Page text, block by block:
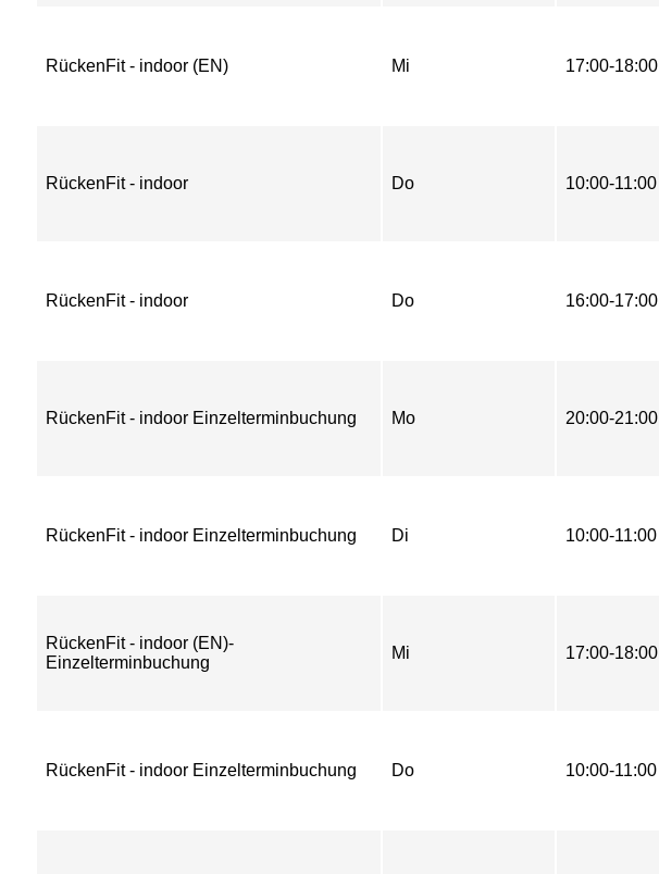
RückenFit - indoor (EN) Mi 17:00-18:00
RückenFit - indoor Do 10:00-11:00
RückenFit - indoor Do 16:00-17:00
RückenFit - indoor Einzelterminbuchung Mo 20:00-21:00
RückenFit - indoor Einzelterminbuchung Di 10:00-11:00
RückenFit - indoor (EN)-
Einzelterminbuchung
Mi 17:00-18:00
RückenFit - indoor Einzelterminbuchung Do 10:00-11:00